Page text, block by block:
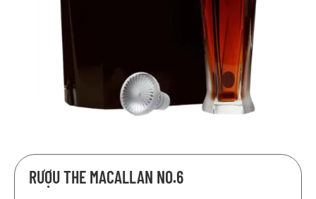
RƯỢU THE MACALLAN NO.6
Chuyển
đến